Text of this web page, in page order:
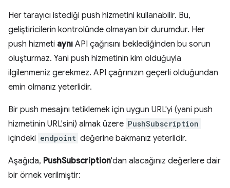
Her tarayıcı istediği push hizmetini kullanabilir. Bu,
geliştiricilerin kontrolünde olmayan bir durumdur. Her
push hizmeti aynı API çağrısını beklediğinden bu sorun
oluşturmaz. Yani push hizmetinin kim olduğuyla
ilgilenmeniz gerekmez. API çağrınızın geçerli olduğundan
emin olmanız yeterlidir.
Bir push mesajını tetiklemek için uygun URL'yi (yani push
hizmetinin URL'sini) almak üzere PushSubscription
içindeki endpoint değerine bakmanız yeterlidir.
Aşağıda, PushSubscription'dan alacağınız değerlere dair
bir örnek verilmiştir: